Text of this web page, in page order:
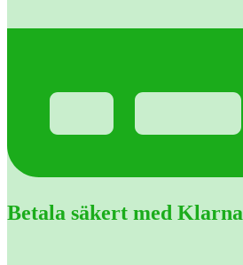
Betala säkert med Klarna